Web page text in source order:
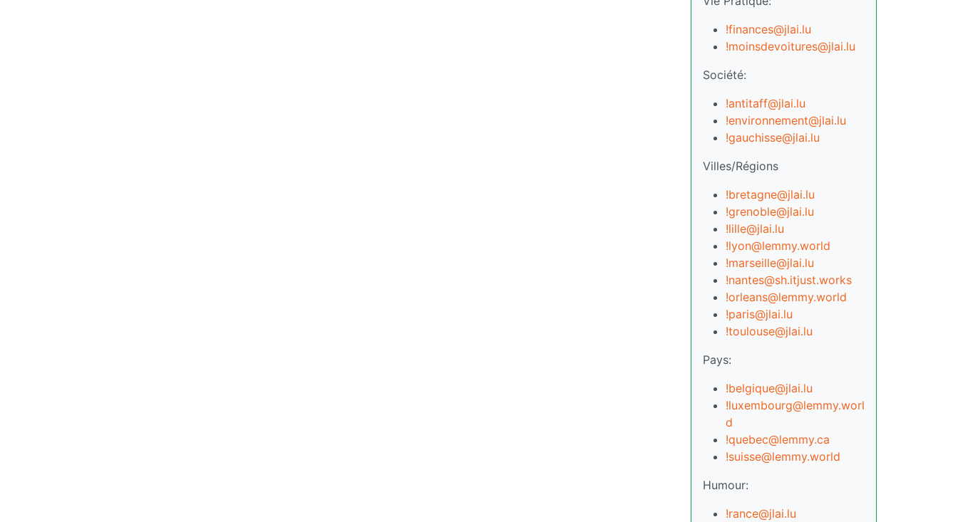
!finances@jlai.lu
!moinsdevoitures@jlai.lu
Société:
!antitaff@jlai.lu
!environnement@jlai.lu
!gauchisse@jlai.lu
Villes/Régions
!bretagne@jlai.lu
!grenoble@jlai.lu
!lille@jlai.lu
!lyon@lemmy.world
!marseille@jlai.lu
!nantes@sh.itjust.works
!orleans@lemmy.world
!paris@jlai.lu
!toulouse@jlai.lu
Pays:
!belgique@jlai.lu
!luxembourg@lemmy.worl
d
!quebec@lemmy.ca
!suisse@lemmy.world
Humour:
!rance@jlai.lu